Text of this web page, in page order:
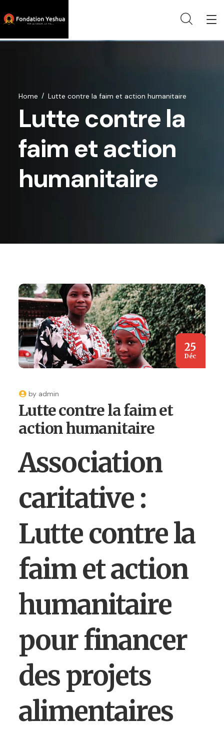
Lutte contre la
faim et action
humanitaire
Home Lutte contre la faim et action humanitaire
25
Déc
by admin
Lutte contre la faim et
action humanitaire
Association
caritative :
Lutte contre la
faim et action
humanitaire
pour financer
des projets
alimentaires